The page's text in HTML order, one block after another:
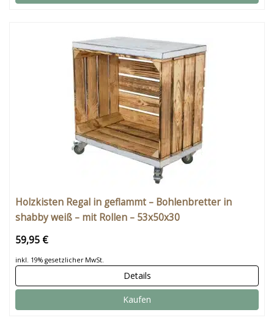
Holzkisten Regal in geflammt – Bohlenbretter in
shabby weiß – mit Rollen – 53x50x30
59,95 €
inkl. 19% gesetzlicher MwSt.
Details
Kaufen